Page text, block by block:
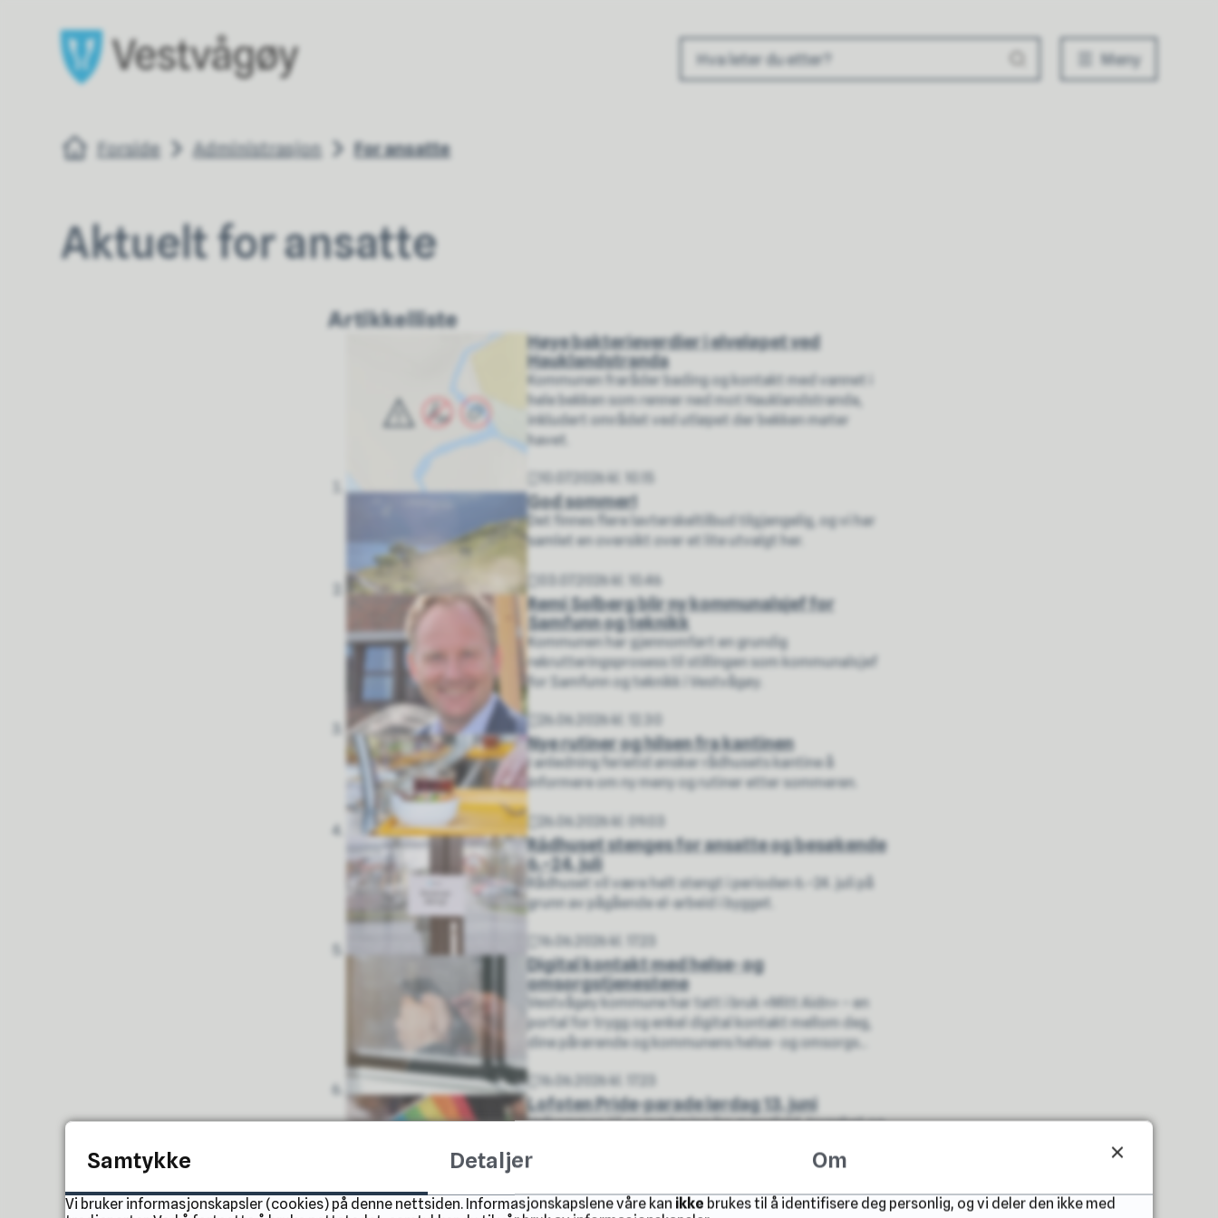
Vestvågøy kommune
Meny
Du er her:Forside Administrasjon For ansatte
Aktuelt for ansatte
Artikkelliste
Høye bakterieverdier i elveløpet ved
Hauklandstranda
Kommunen fraråder bading og kontakt med vannet i
hele bekken som renner ned mot Hauklandstranda,
inkludert området ved utløpet der bekken møter
havet.
Publisert
10.07.2026 kl. 10.15
God sommer!
Det finnes flere lavterskeltilbud tilgjengelig, og vi har
samlet en oversikt over et lite utvalgt her.
Publisert
03.07.2026 kl. 10.46
Remi Solberg blir ny kommunalsjef for
Samfunn og teknikk
Kommunen har gjennomført en grundig
rekrutteringsprosess til stillingen som kommunalsjef
for Samfunn og teknikk i Vestvågøy.
Publisert
26.06.2026 kl. 12.30
Nye rutiner og hilsen fra kantinen
I anledning ferietid ønsker rådhusets kantine å
informere om ny meny og rutiner etter sommeren.
Publisert
26.06.2026 kl. 09.03
Rådhuset stenges for ansatte og besøkende
6.–24. juli
Rådhuset vil være helt stengt i perioden 6.–24. juli på
grunn av pågående el-arbeid i bygget.
Publisert
16.06.2026 kl. 17.23
Digital kontakt med helse- og
omsorgstjenestene
Vestvågøy kommune har tatt i bruk «Mitt Aidn» – en
portal for trygg og enkel digital kontakt mellom deg,
dine pårørende og kommunens helse- og omsorgs...
Publisert
16.06.2026 kl. 17.23
Lofoten Pride-parade lørdag 13. juni
Velkommen til en markering for mangfold, trygghet og
Publisert
Resultat: rådgivende folkeavstemming i
Samtykke Detaljer Om
Vi bruker informasjonskapsler (cookies) på denne nettsiden. Informasjonskapslene våre kan ikke brukes til å identifisere deg personlig, og vi deler den ikke med